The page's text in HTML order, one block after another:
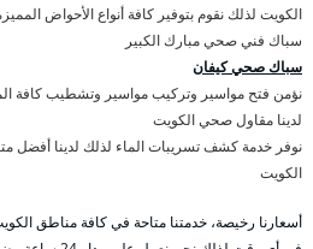
الكويت لذلك نقوم بتوفير كافة أنواع الأحواض
سباك فني صحي مبارك الكبير
سباك صحي كيفان
نؤمن فتح مواسير وتركيب مواسير وتشطيب كافة
لدينا مقاول صحي الكويت
نوفر خدمة كشف تسريبات الماء لذلك لدينا
الكويت
أسعارنا رخيصة، خدمتنا متاحة في كافة مناطق